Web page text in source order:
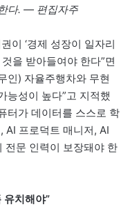
다. — 편집자주
이 ‘경제 성장이 일자리
을 받아들여야 한다”면
인) 자율주행차와 무현
능성이 높다”고 지적했
터가 데이터를 스스로 학
AI 프로덕트 매니저, AI
전문 인력이 보장돼야 한
치해야”